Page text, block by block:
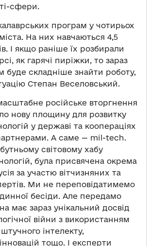
сфери.
програм у чотирьох
На них навчаються 4,5
І якщо раніше їх розбирали
як гарячі пиріжки, то зараз
буде складніше знайти роботу,
Степан Веселовський.
російське вторгнення
нову площину для розвитку
у державі та коопераціях
А саме — mil-tech.
світовому хабу
була присвячена окрема
за участю вітчизняних та
Ми не переповідатимемо
бесіди. Але передамо
має зараз унікальний досвід
війни з використанням
інтелекту,
тощо. І експерти